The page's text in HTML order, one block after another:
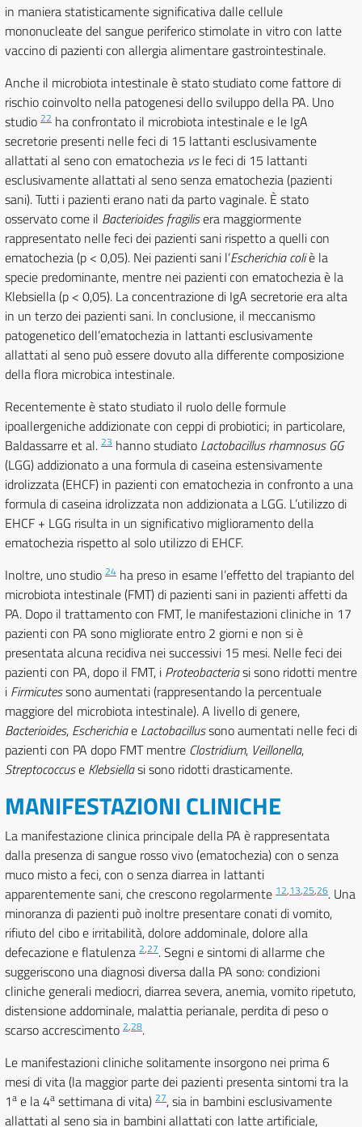
in maniera statisticamente significativa dalle cellule
mononucleate del sangue periferico stimolate in vitro con latte
vaccino di pazienti con allergia alimentare gastrointestinale.
Anche il microbiota intestinale è stato studiato come fattore di
rischio coinvolto nella patogenesi dello sviluppo della PA. Uno
studio 22 ha confrontato il microbiota intestinale e le IgA
secretorie presenti nelle feci di 15 lattanti esclusivamente
allattati al seno con ematochezia vsle feci di 15 lattanti
esclusivamente allattati al seno senza ematochezia (pazienti
sani). Tutti i pazienti erano nati da parto vaginale. È stato
osservato come il Bacterioides fragilisera maggiormente
rappresentato nelle feci dei pazienti sani rispetto a quelli con
ematochezia (p < 0,05). Nei pazienti sani l’Escherichia coliè la
specie predominante, mentre nei pazienti con ematochezia è la
Klebsiella (p < 0,05). La concentrazione di IgA secretorie era alta
in un terzo dei pazienti sani. In conclusione, il meccanismo
patogenetico dell’ematochezia in lattanti esclusivamente
allattati al seno può essere dovuto alla differente composizione
della flora microbica intestinale.
Recentemente è stato studiato il ruolo delle formule
ipoallergeniche addizionate con ceppi di probiotici; in particolare,
Baldassarre et al. 23 hanno studiato Lactobacillus rhamnosus GG
(LGG) addizionato a una formula di caseina estensivamente
idrolizzata (EHCF) in pazienti con ematochezia in confronto a una
formula di caseina idrolizzata non addizionata a LGG. L’utilizzo di
EHCF + LGG risulta in un significativo miglioramento della
ematochezia rispetto al solo utilizzo di EHCF.
Inoltre, uno studio 24 ha preso in esame l’effetto del trapianto del
microbiota intestinale (FMT) di pazienti sani in pazienti affetti da
PA. Dopo il trattamento con FMT, le manifestazioni cliniche in 17
pazienti con PA sono migliorate entro 2 giorni e non si è
presentata alcuna recidiva nei successivi 15 mesi. Nelle feci dei
pazienti con PA, dopo il FMT, i Proteobacteriasi sono ridotti mentre
i Firmicutessono aumentati (rappresentando la percentuale
maggiore del microbiota intestinale). A livello di genere,
Bacterioides, Escherichiae Lactobacillussono aumentati nelle feci di
pazienti con PA dopo FMT mentre Clostridium, Veillonella,
Streptococcuse Klebsiellasi sono ridotti drasticamente.
MANIFESTAZIONI CLINICHE
La manifestazione clinica principale della PA è rappresentata
dalla presenza di sangue rosso vivo (ematochezia) con o senza
muco misto a feci, con o senza diarrea in lattanti
apparentemente sani, che crescono regolarmente 12,13,25,26. Una
minoranza di pazienti può inoltre presentare conati di vomito,
rifiuto del cibo e irritabilità, dolore addominale, dolore alla
defecazione e flatulenza 2,27. Segni e sintomi di allarme che
suggeriscono una diagnosi diversa dalla PA sono: condizioni
cliniche generali mediocri, diarrea severa, anemia, vomito ripetuto,
distensione addominale, malattia perianale, perdita di peso o
scarso accrescimento 2,28.
Le manifestazioni cliniche solitamente insorgono nei prima 6
mesi di vita (la maggior parte dei pazienti presenta sintomi tra la
1a e la 4a settimana di vita) 27, sia in bambini esclusivamente
allattati al seno sia in bambini allattati con latte artificiale,